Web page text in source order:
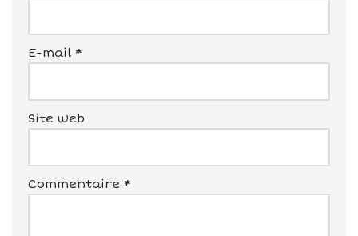
E-mail *
Site web
Commentaire *